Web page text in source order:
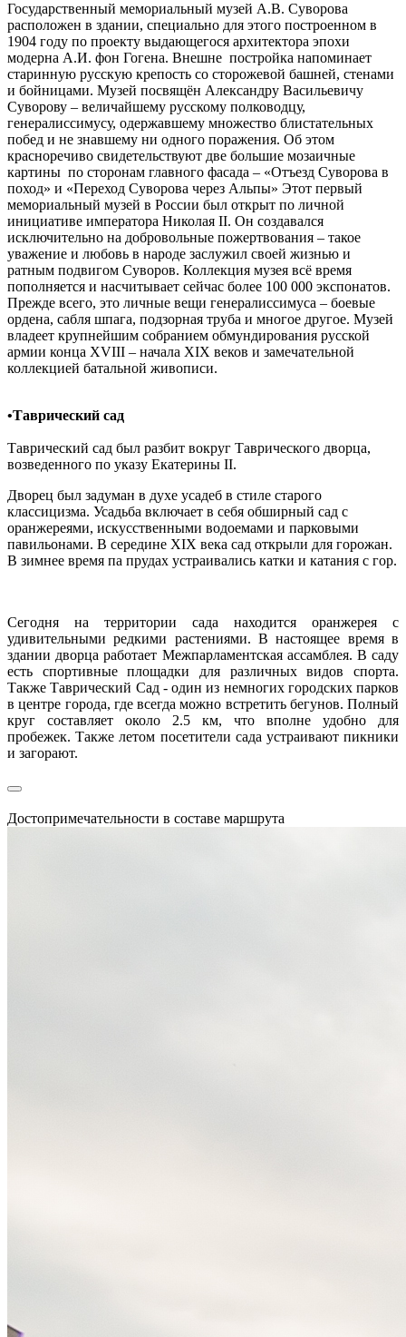
Государственный мемориальный музей А.В. Суворова
расположен в здании, специально для этого построенном в
1904 году по проекту выдающегося архитектора эпохи
модерна А.И. фон Гогена. Внешне постройка напоминает
старинную русскую крепость со сторожевой башней, стенами
и бойницами. Музей посвящён Александру Васильевичу
Суворову – величайшему русскому полководцу,
генералиссимусу, одержавшему множество блистательных
побед и не знавшему ни одного поражения. Об этом
красноречиво свидетельствуют две большие мозаичные
картины по сторонам главного фасада – «Отъезд Суворова в
поход» и «Переход Суворова через Альпы» Этот первый
мемориальный музей в России был открыт по личной
инициативе императора Николая II. Он создавался
исключительно на добровольные пожертвования – такое
уважение и любовь в народе заслужил своей жизнью и
ратным подвигом Суворов. Коллекция музея всё время
пополняется и насчитывает сейчас более 100 000 экспонатов.
Прежде всего, это личные вещи генералиссимуса – боевые
ордена, сабля шпага, подзорная труба и многое другое. Музей
владеет крупнейшим собранием обмундирования русской
армии конца XVIII – начала XIX веков и замечательной
коллекцией батальной живописи.
•Таврический сад
Таврический сад был разбит вокруг Таврического дворца,
возведенного по указу Екатерины II.
Дворец был задуман в духе усадеб в стиле старого
классицизма. Усадьба включает в себя обширный сад с
оранжереями, искусственными водоемами и парковыми
павильонами. В середине XIX века сад открыли для горожан.
В зимнее время па прудах устраивались катки и катания с гор.
Сегодня на территории сада находится оранжерея с
удивительными редкими растениями. В настоящее время в
здании дворца работает Межпарламентская ассамблея. В саду
есть спортивные площадки для различных видов спорта.
Также Таврический Сад - один из немногих городских парков
в центре города, где всегда можно встретить бегунов. Полный
круг составляет около 2.5 км, что вполне удобно для
пробежек. Также летом посетители сада устраивают пикники
и загорают.
Достопримечательности в составе маршрута